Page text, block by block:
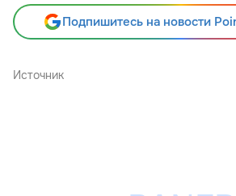
Подпишитесь на новости
Источник